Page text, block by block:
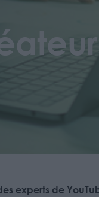
experts de